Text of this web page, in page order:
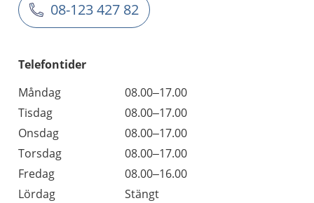
08-123 427 82
Telefontider
Måndag
08.00–17.00
Tisdag
08.00–17.00
Onsdag
08.00–17.00
Torsdag
08.00–17.00
Fredag
08.00–16.00
Lördag
Stängt